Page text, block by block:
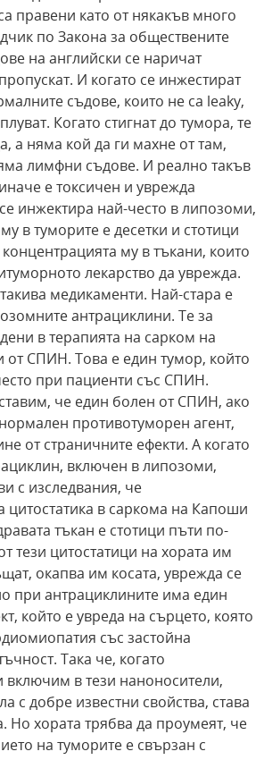
правени като от някакъв много
по Закона за обществените
на английски се наричат
И когато се инжестират
съдове, които не са leaky,
Когато стигнат до тумора, те
а няма кой да ги махне от там,
лимфни съдове. И реално такъв
е токсичен и уврежда
инжектира най-често в липозоми,
в туморите е десетки и стотици
му в тъкани, които
лекарство да уврежда.
медикаменти. Най-стара е
антрациклини. Те за
в терапията на сарком на
СПИН. Това е един тумор, който
при пациенти със СПИН.
че един болен от СПИН, ако
противотуморен агент,
от страничните ефекти. А когато
включен в липозоми,
с изследвания, че
цитостатика в саркома на Капоши
тъкан е стотици пъти по-
тези цитостатици на хората им
окапва им косата, уврежда се
при антрациклините има един
който е увреда на сърцето, която
със застойна
Така че, когато
включим в тези наноносители,
с добре известни свойства, става
Но хората трябва да проумеят, че
на туморите е свързан с